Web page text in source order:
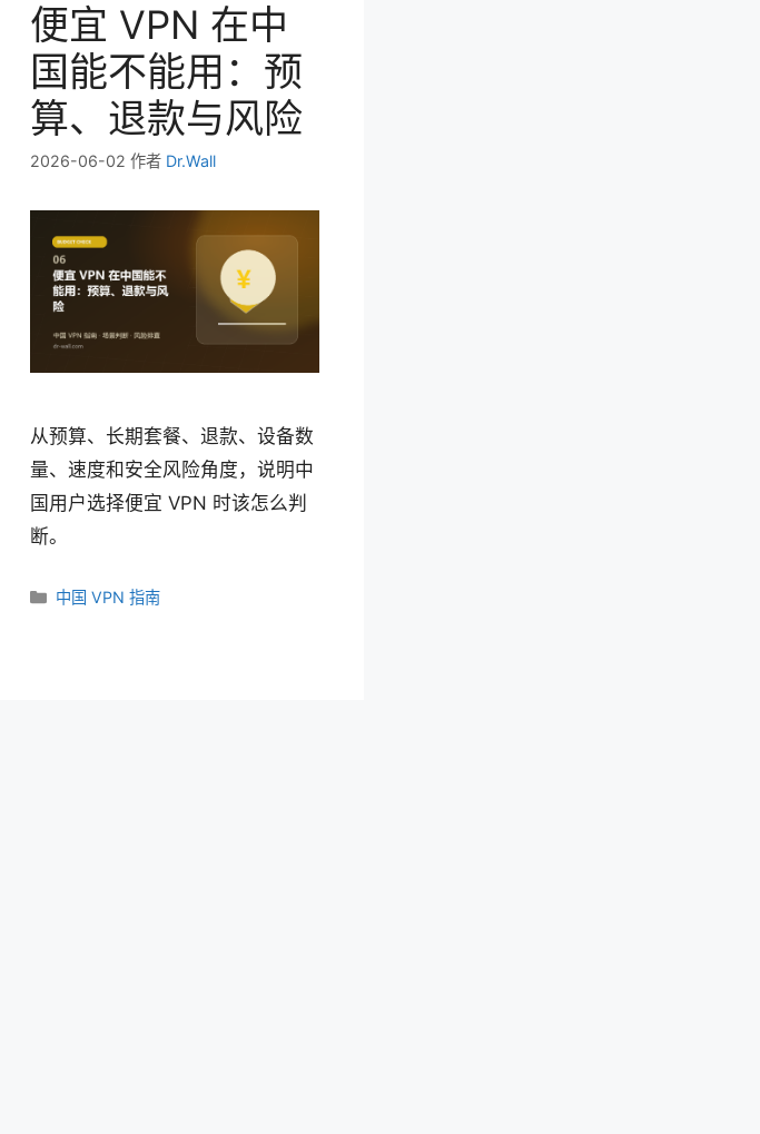
便宜 VPN 在中
国能不能用：预
算、退款与风险
2026-06-02 作者 Dr.Wall
从预算、长期套餐、退款、设备数
量、速度和安全风险角度，说明中
国用户选择便宜 VPN 时该怎么判
断。
分
中国 VPN 指南